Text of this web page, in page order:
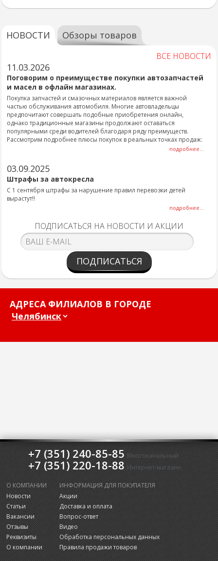
НОВОСТИ Обзоры товаров
ВСЕ НОВОСТИ
11.03.2026
Поговорим о преимуществе покупки автозапчастей
и масел в офлайн магазинах.
Покупка запчастей и смазочных материалов является важной
частью обслуживания автомобиля. Многие автовладельцы
предпочитают совершать подобные приобретения онлайн,
однако традиционные магазины продолжают оставаться
популярными среди водителей благодаря ряду преимуществ.
Рассмотрим подробнее плюсы покупок в реальных точках продаж:
подробнее...
03.09.2025
Штрафы за автокресла
С 1 сентября штрафы за нарушение правил перевозки детей
вырастут!!
подробнее...
ПОДПИСАТЬСЯ НА НОВОСТИ И АКЦИИ
ПОДПИСАТЬСЯ
АДРЕСА ФИЛИАЛОВ В ГОРОДЕ
+7 (351) 240-85-85 Многоканальный
+7 (351) 220-18-88 Интернет-магазин
О КОМПАНИИ
Новости
Статьи
Вакансии
Отзывы
Реквизиты
О компании
ИНФОРМАЦИЯ ДЛЯ ПОКУПАТЕЛЯ
Акции
Доставка и оплата
Вопрос-ответ
Видео
Обработка персональных данных
Правила продажи товаров